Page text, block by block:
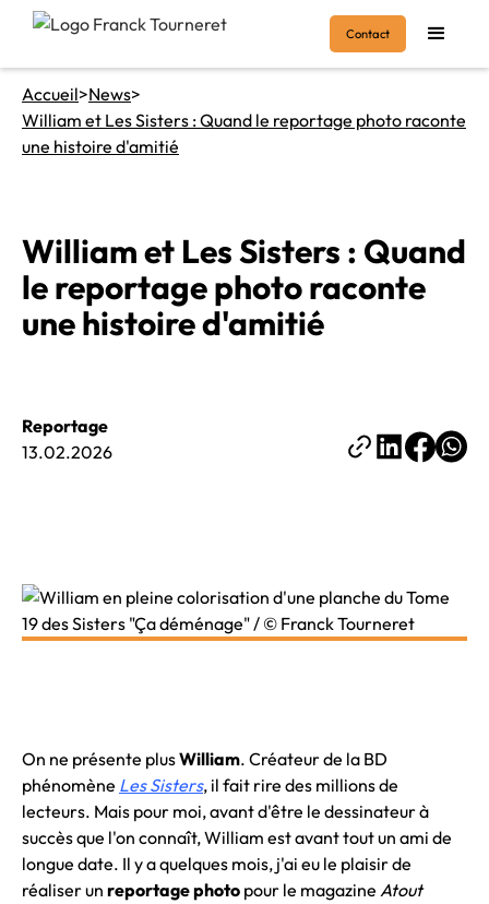
Contact
Accueil>News>
William et Les Sisters : Quand le reportage photo raconte
une histoire d'amitié
William et Les Sisters : Quand
le reportage photo raconte
une histoire d'amitié
Reportage
13.02.2026
On ne présente plusWilliam. Créateur de la BD
phénomène Les Sisters, il fait rire des millions de
lecteurs. Mais pour moi, avant d'être le dessinateur à
succès que l'on connaît, William est avant tout un ami de
longue date. Il y a quelques mois, j'ai eu le plaisir de
réaliser un reportage photo pour le magazine Atout